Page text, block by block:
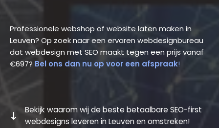
Professionele webshop of website laten maken in
Leuven? Op zoek naar een ervaren webdesignbureau
dat webdesign met SEO maakt tegen een prijs vanaf
€697? Bel ons dan nu op voor een afspraak!
Bekijk waarom wij de beste betaalbare SEO-first
webdesigns leveren in Leuven en omstreken!